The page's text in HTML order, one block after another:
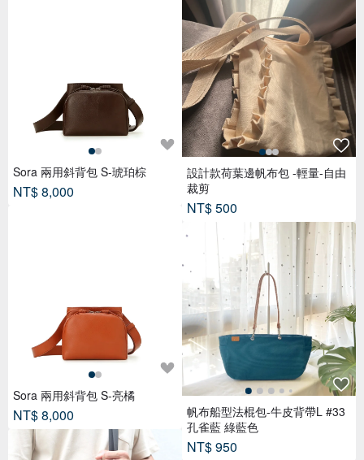
Sora 兩用斜背包 S-琥珀棕
NT$ 8,000
Sora 兩用斜背包 S-亮橘
NT$ 8,000
設計款荷葉邊帆布包 -輕量-自由
裁剪
NT$ 500
帆布船型法棍包-牛皮背帶L #33
孔雀藍 綠藍色
NT$ 950